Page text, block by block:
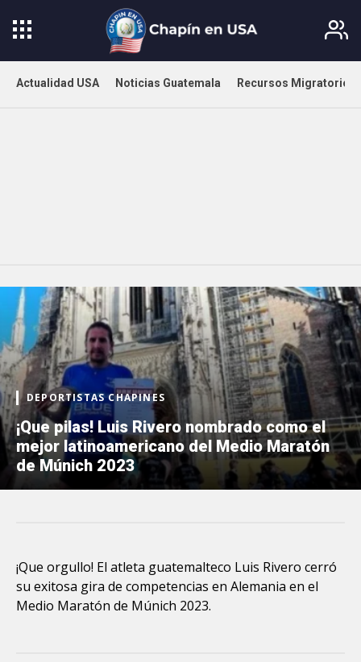
Actualidad USA Noticias Guatemala Recursos Migratorios
DEPORTISTAS CHAPINES
¡Que pilas! Luis Rivero nombrado como el
mejor latinoamericano del Medio Maratón
de Múnich 2023
¡Que orgullo! El atleta guatemalteco Luis Rivero cerró
su exitosa gira de competencias en Alemania en el
Medio Maratón de Múnich 2023.